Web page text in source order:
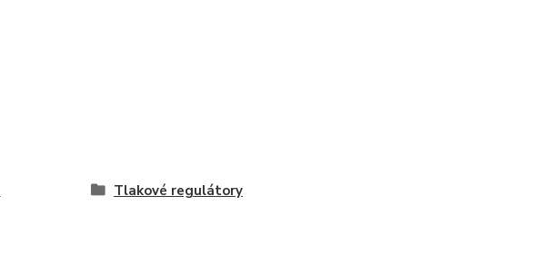
Tlakové regulátory